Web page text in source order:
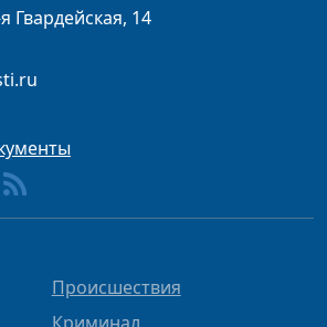
Гвардейская, 14
Происшествия